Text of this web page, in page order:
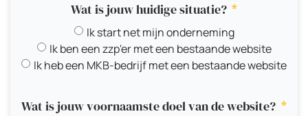
Wat is jouw huidige situatie?
Ik start net mijn onderneming
Ik ben een zzp'er met een bestaande website
Ik heb een MKB-bedrijf met een bestaande website
Wat is jouw voornaamste doel van de website?